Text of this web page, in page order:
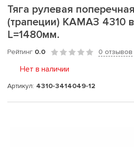
Тяга рулевая поперечная
(трапеции) КАМАЗ 4310
L=1480мм.
Рейтинг 0.0 0 отзывов
Нет в наличии
Артикул: 4310-3414049-12